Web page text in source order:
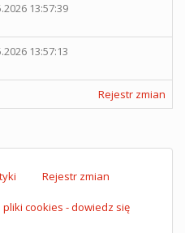
13:57:39
13:57:13
Rejestr zmian
Rejestr zmian
cookies - dowiedz się